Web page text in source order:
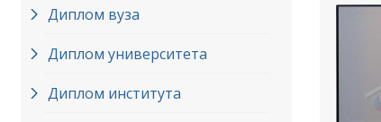
Диплом вуза
Диплом университета
Диплом института